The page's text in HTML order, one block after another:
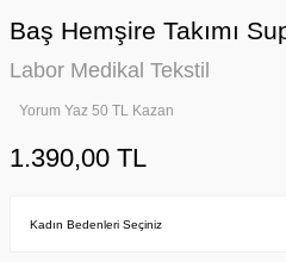
Baş Hemşire Takımı
Labor Medikal Tekstil
Yorum Yaz 50 TL Kazan
1.390,00 TL